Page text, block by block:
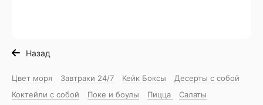
Назад
Цвет моря Завтраки 24/7 Кейк Боксы
Десерты с собой
Коктейли с собой
Поке и боулы Пицца
Салаты